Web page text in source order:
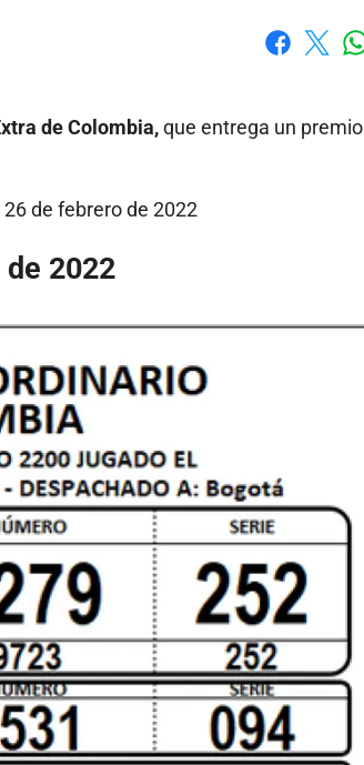
de Colombia,que entrega un premio
de febrero de 2022
2022